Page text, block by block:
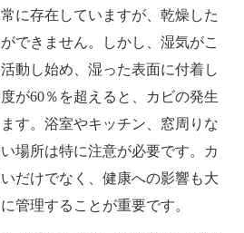
に存在していますが、乾燥した
できません。しかし、湿気がこ
動し始め、湿った表面に付着し
が60％を超えると、カビの発生
す。浴室やキッチン、窓周りな
場所は特に注意が必要です。カ
だけでなく、健康への影響も大
管理することが重要です。